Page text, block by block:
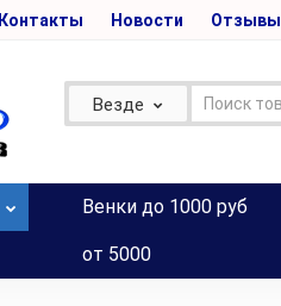
Контакты Новости Отзывы
Везде
Венки до 1000 руб
от 5000